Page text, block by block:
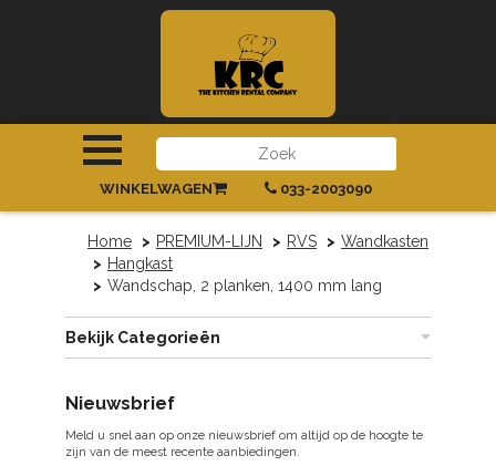
INLOGGEN|REGISTREREN
033-2003090
WINKELWAGEN
Home PREMIUM-LIJN RVS
Wandkasten
Hangkast
Wandschap, 2 planken, 1400 mm lang
Bekijk Categorieën
Nieuwsbrief
Meld u snel aan op onze nieuwsbrief om altijd op de hoogte te
zijn van de meest recente aanbiedingen.